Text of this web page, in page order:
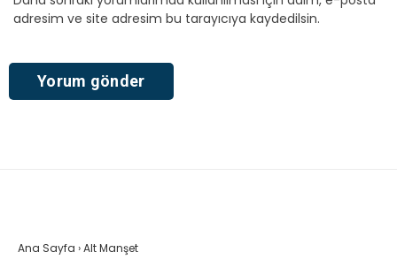
adresim ve site adresim bu tarayıcıya kaydedilsin.
Ana Sayfa ›Alt Manşet